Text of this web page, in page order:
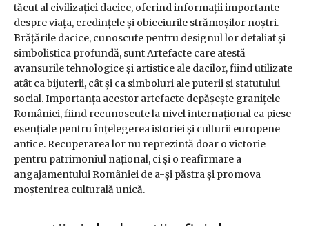
tăcut al civilizației dacice, oferind informații importante
despre viața, credințele și obiceiurile strămoșilor noștri.
Brățările dacice, cunoscute pentru designul lor detaliat și
simbolistica profundă, sunt Artefacte care atestă
avansurile tehnologice și artistice ale dacilor, fiind utilizate
atât ca bijuterii, cât și ca simboluri ale puterii și statutului
social. Importanța acestor artefacte depășește granițele
României, fiind recunoscute la nivel internațional ca piese
esențiale pentru înțelegerea istoriei și culturii europene
antice. Recuperarea lor nu reprezintă doar o victorie
pentru patrimoniul național, ci și o reafirmare a
angajamentului României de a-și păstra și promova
moștenirea culturală unică.